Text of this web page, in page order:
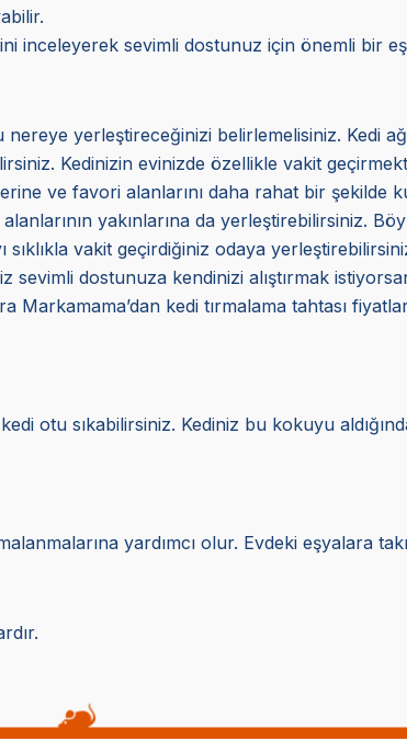
inceleyerek sevimli dostunuz için önemli bir
yerleştireceğinizi belirlemelisiniz. Kedi
Kedinizin evinizde özellikle vakit
ve favori alanlarını daha rahat bir şekilde
yakınlarına da yerleştirebilirsiniz.
vakit geçirdiğiniz odaya
dostunuza kendinizi alıştırmak
kedi tırmalama tahtası
otu sıkabilirsiniz. Kediniz bu kokuyu
yardımcı olur. Evdeki eşyalara